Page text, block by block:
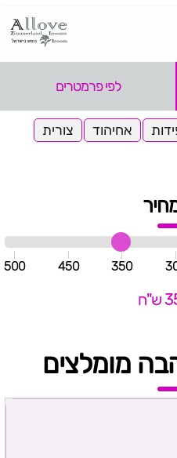
לפי פרמטרים
אחיהוד
צורית
350
450
500
מומלצים